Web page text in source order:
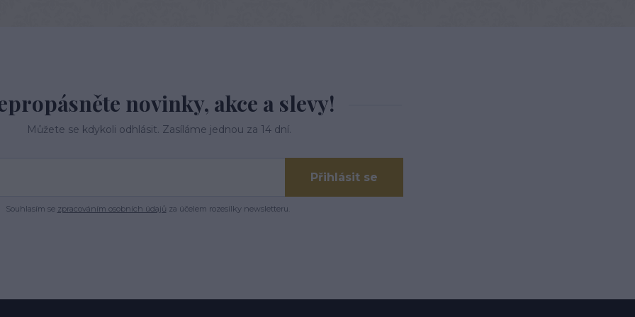
novinky, akce a slevy!
Můžete se kdykoli odhlásit. Zasíláme jednou za 14 dní.
Přihlásit se
Souhlasím se zpracováním osobních údajů za účelem rozesílky newsletteru.